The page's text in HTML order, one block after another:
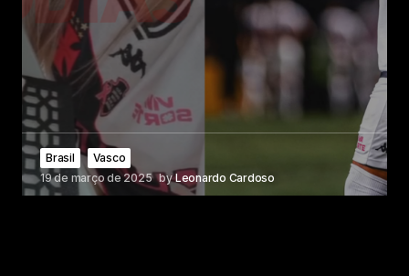
Brasil
Vasco
19 de março de 2025 byLeonardo Cardoso